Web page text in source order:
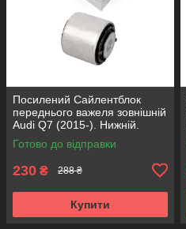
Посилений Сайлентблок
переднього важеля зовнішній
Audi Q7 (2015-). Нижній.
КОРЕЯ Acsuss! FE175192 ,
VKDS331087
Готово до відправки
230 ₴ 288 ₴
Купити